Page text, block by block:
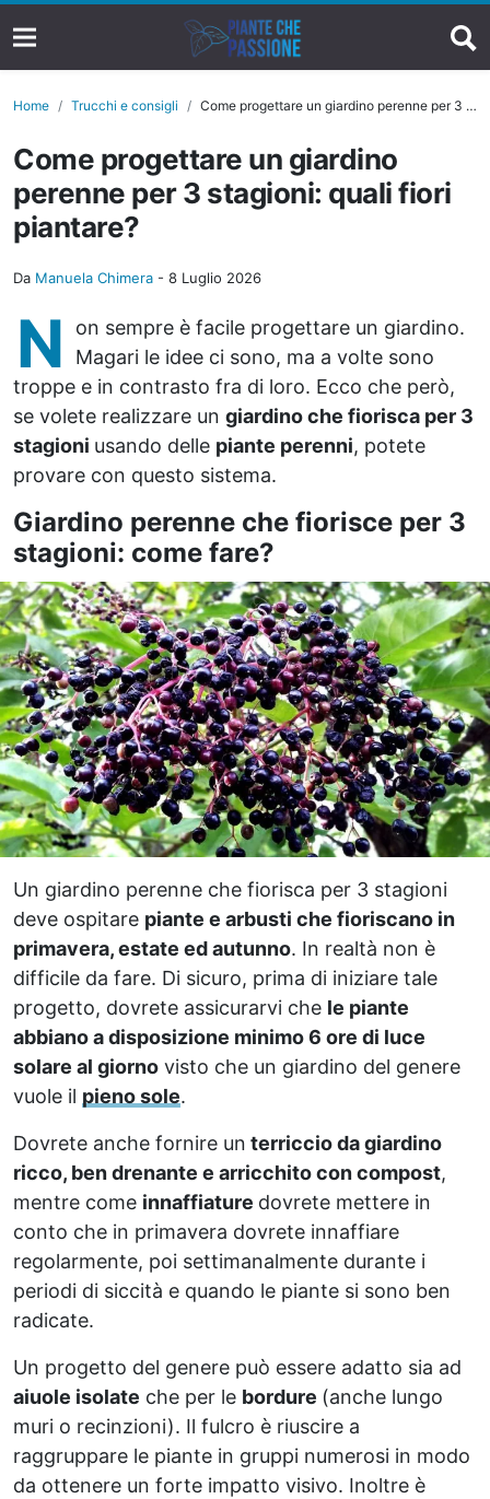
Home Trucchi e consigli Come progettare un giardino perenne per 3 stagioni: quali fiori piantare?
Come progettare un giardino
perenne per 3 stagioni: quali fiori
piantare?
Da Manuela Chimera - 8 Luglio 2026
N
on sempre è facile progettare un giardino.
Magari le idee ci sono, ma a volte sono
troppe e in contrasto fra di loro. Ecco che però,
se volete realizzare un giardino che fiorisca per 3
stagioni usando delle piante perenni, potete
provare con questo sistema.
Giardino perenne che fiorisce per 3
stagioni: come fare?
Un giardino perenne che fiorisca per 3 stagioni
deve ospitare piante e arbusti che fioriscano in
primavera, estate ed autunno. In realtà non è
difficile da fare. Di sicuro, prima di iniziare tale
progetto, dovrete assicurarvi che le piante
abbiano a disposizione minimo 6 ore di luce
solare al giorno visto che un giardino del genere
vuole il pieno sole.
Dovrete anche fornire un terriccio da giardino
ricco, ben drenante e arricchito con compost,
mentre come innaffiature dovrete mettere in
conto che in primavera dovrete innaffiare
regolarmente, poi settimanalmente durante i
periodi di siccità e quando le piante si sono ben
radicate.
Un progetto del genere può essere adatto sia ad
aiuole isolate che per le bordure (anche lungo
muri o recinzioni). Il fulcro è riuscire a
raggruppare le piante in gruppi numerosi in modo
da ottenere un forte impatto visivo. Inoltre è